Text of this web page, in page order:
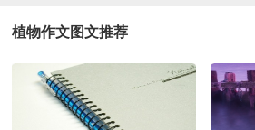
植物作文图文推荐